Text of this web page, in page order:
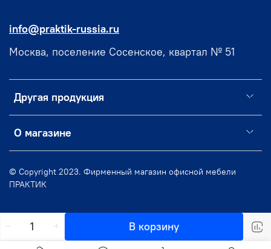
В корзину
Другая продукция
О магазине
info@praktik-russia.ru
Москва, поселение Сосенское, квартал № 51
© Copyright 2023. Фирменный магазин офисной мебели
ПРАКТИК